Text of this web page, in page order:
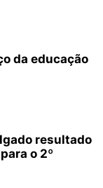
da educação
resultado
o 2º